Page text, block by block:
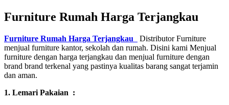
Furniture Rumah Harga Terjangkau
Furniture Rumah Harga Terjangkau
Distributor Furniture
menjual furniture kantor, sekolah dan rumah. Disini kami Menjual
furniture dengan harga terjangkau dan menjual furniture dengan
brand brand terkenal yang pastinya kualitas barang sangat terjamin
dan aman.
1. Lemari Pakaian :